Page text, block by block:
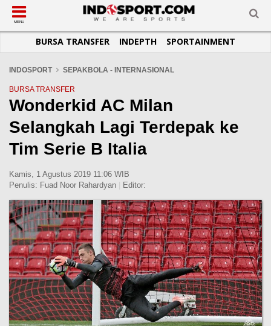
SUB-MENU
SEPAKBOLA
LIGA INGGRIS
LIGA ITALIA
LIGA SPANYOL
LIGA JERMAN
LIGA PRANCIS
LIGA EUROPA
SUB-MENU
SPORTAINMENT
SUB-MENU
OTOMOTIF
OTOMANIA
SUB-MENU
BASKET
FUTSAL
OLIMPIK
E-SPORT
SUB-MENU
JADWAL
SUB-MENU
TOPIK HARI INI
INFOGRAFIS
GALERI FOTO
TEMPAT OLAHRAGA
KOMUNITAS SEHAT
MENU
BURSA TRANSFER INDEPTH SPORTAINMENT
INDOSPORT SEPAKBOLA - INTERNASIONAL
BURSA TRANSFER
Wonderkid AC Milan
Selangkah Lagi Terdepak ke
Tim Serie B Italia
Kamis, 1 Agustus 2019 11:06 WIB
Penulis: Fuad Noor Rahardyan Editor: